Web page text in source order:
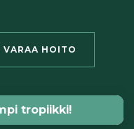
VARAA HOITO
tropiikki!